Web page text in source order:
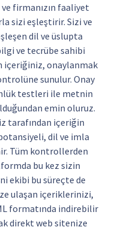
ve firmanızın faaliyet
sizi eşleştirir. Sizi ve
dil ve üslupta
ve tecrübe sahibi
içeriğiniz, onaylanmak
sunulur. Onay
testleri ile metnin
emin oluruz.
tarafından içeriğin
dil ve imla
Tüm kontrollerden
bu kez sizin
ekibi bu süreçte de
ulaşan içeriklerinizi,
formatında indirebilir
direkt web sitenize